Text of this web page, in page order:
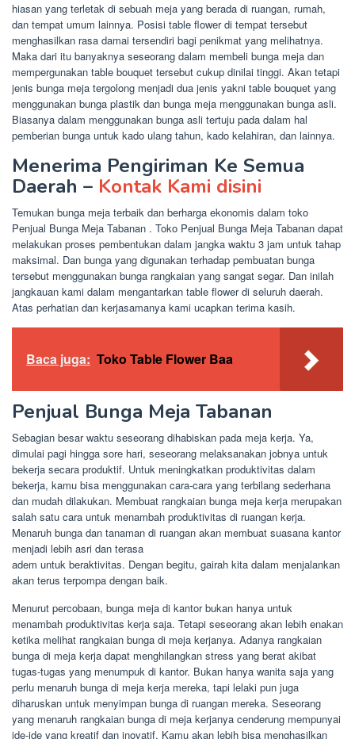
hiasan yang terletak di sebuah meja yang berada di ruangan, rumah,
dan tempat umum lainnya. Posisi table flower di tempat tersebut
menghasilkan rasa damai tersendiri bagi penikmat yang melihatnya.
Maka dari itu banyaknya seseorang dalam membeli bunga meja dan
mempergunakan table bouquet tersebut cukup dinilai tinggi. Akan tetapi
jenis bunga meja tergolong menjadi dua jenis yakni table bouquet yang
menggunakan bunga plastik dan bunga meja menggunakan bunga asli.
Biasanya dalam menggunakan bunga asli tertuju pada dalam hal
pemberian bunga untuk kado ulang tahun, kado kelahiran, dan lainnya.
Menerima Pengiriman Ke Semua
Daerah – Kontak Kami disini
Temukan bunga meja terbaik dan berharga ekonomis dalam toko
Penjual Bunga Meja Tabanan . Toko Penjual Bunga Meja Tabanan dapat
melakukan proses pembentukan dalam jangka waktu 3 jam untuk tahap
maksimal. Dan bunga yang digunakan terhadap pembuatan bunga
tersebut menggunakan bunga rangkaian yang sangat segar. Dan inilah
jangkauan kami dalam mengantarkan table flower di seluruh daerah.
Atas perhatian dan kerjasamanya kami ucapkan terima kasih.
Baca juga: Toko Table Flower Baa
Penjual Bunga Meja Tabanan
Sebagian besar waktu seseorang dihabiskan pada meja kerja. Ya,
dimulai pagi hingga sore hari, seseorang melaksanakan jobnya untuk
bekerja secara produktif. Untuk meningkatkan produktivitas dalam
bekerja, kamu bisa menggunakan cara-cara yang terbilang sederhana
dan mudah dilakukan. Membuat rangkaian bunga meja kerja merupakan
salah satu cara untuk menambah produktivitas di ruangan kerja.
Menaruh bunga dan tanaman di ruangan akan membuat suasana kantor
menjadi lebih asri dan terasa
adem untuk beraktivitas. Dengan begitu, gairah kita dalam menjalankan
akan terus terpompa dengan baik.
Menurut percobaan, bunga meja di kantor bukan hanya untuk
menambah produktivitas kerja saja. Tetapi seseorang akan lebih enakan
ketika melihat rangkaian bunga di meja kerjanya. Adanya rangkaian
bunga di meja kerja dapat menghilangkan stress yang berat akibat
tugas-tugas yang menumpuk di kantor. Bukan hanya wanita saja yang
perlu menaruh bunga di meja kerja mereka, tapi lelaki pun juga
diharuskan untuk menyimpan bunga di ruangan mereka. Seseorang
yang menaruh rangkaian bunga di meja kerjanya cenderung mempunyai
ide-ide yang kreatif dan inovatif. Kamu akan lebih bisa menghasilkan